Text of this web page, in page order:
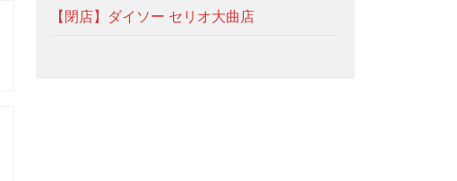
【閉店】ダイソー セリオ大曲店